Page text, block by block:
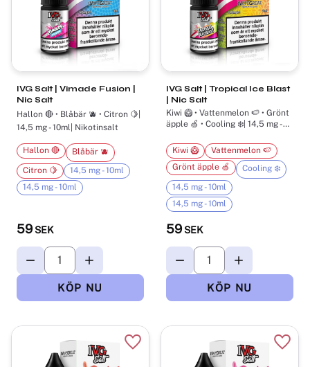
IVG Salt | Vimade Fusion |
Nic Salt
Hallon 🔴 • Blåbär 🫐 • Citron 🍋|
14,5 mg - 10ml| Nikotinsalt
59 SEK
Hallon 🔴
Blåbär 🫐
Citron 🍋
14,5 mg - 10ml
14,5 mg - 10ml
IVG Salt | Tropical Ice Blast
| Nic Salt
Kiwi 🥝 • Vattenmelon 🍉 • Grönt
äpple 🍏 • Cooling ❄️| 14,5 mg -
59 SEK
Kiwi 🥝
Vattenmelon 🍉
Grönt äpple 🍏
Cooling ❄️
14,5 mg - 10ml
14,5 mg - 10ml
Lägg till i favoriter